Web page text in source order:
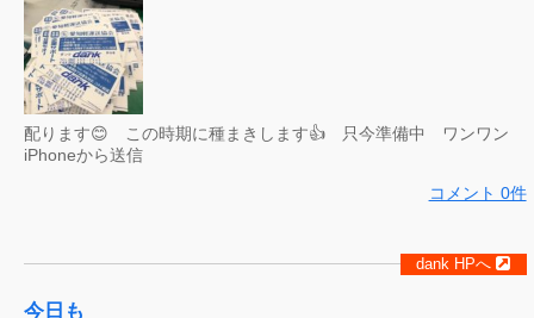
配ります😊 この時期に種まきします👍 只今準備中 ワンワン
iPhoneから送信
コメント 0件
今日も
dank HPへ